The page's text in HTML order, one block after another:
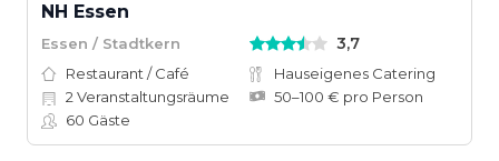
NH Essen
Essen / Stadtkern 3,7
Restaurant / Café
Hauseigenes Catering
2 Veranstaltungsräume
50–100 € pro Person
60 Gäste